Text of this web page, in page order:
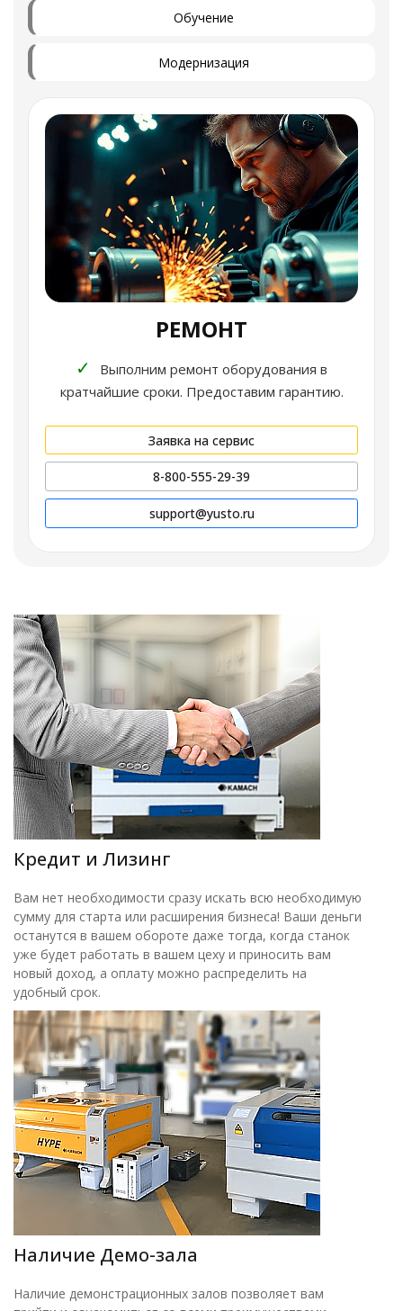
Обучение
Модернизация
РЕМОНТ
✓
Выполним ремонт оборудования в
кратчайшие сроки. Предоставим гарантию.
Заявка на сервис
8-800-555-29-39
support@yusto.ru
Кредит и Лизинг
Вам нет необходимости сразу искать всю необходимую
сумму для старта или расширения бизнеса! Ваши деньги
останутся в вашем обороте даже тогда, когда станок
уже будет работать в вашем цеху и приносить вам
новый доход, а оплату можно распределить на
удобный срок.
Наличие Демо-зала
Наличие демонстрационных залов позволяет вам